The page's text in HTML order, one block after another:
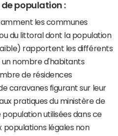
de population :
les communes
du littoral dont la population
rapportent les différents
nombre d'habitants
de résidences
caravanes figurant sur leur
pratiques du ministère de
population utilisées dans ce
légales non